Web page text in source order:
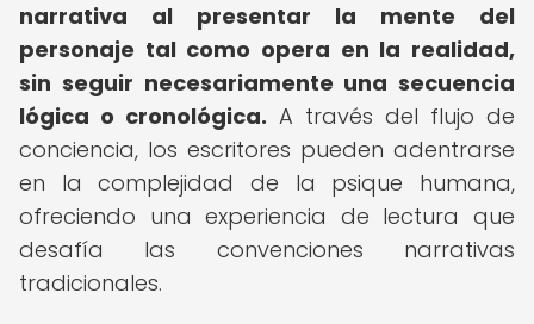
narrativa al presentar la mente del
personaje tal como opera en la realidad,
sin seguir necesariamente una secuencia
lógica o cronológica. A través del flujo de
conciencia, los escritores pueden adentrarse
en la complejidad de la psique humana,
ofreciendo una experiencia de lectura que
desafía las convenciones narrativas
tradicionales.